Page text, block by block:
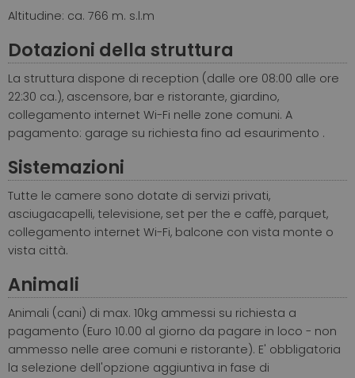
Altitudine: ca. 766 m. s.l.m
Dotazioni della struttura
La struttura dispone di reception (dalle ore 08:00 alle ore
22:30 ca.), ascensore, bar e ristorante, giardino,
collegamento internet Wi-Fi nelle zone comuni. A
pagamento: garage su richiesta fino ad esaurimento .
Sistemazioni
Tutte le camere sono dotate di servizi privati,
asciugacapelli, televisione, set per the e caffè, parquet,
collegamento internet Wi-Fi, balcone con vista monte o
vista città.
Animali
Animali (cani) di max. 10kg ammessi su richiesta a
pagamento (Euro 10.00 al giorno da pagare in loco - non
ammesso nelle aree comuni e ristorante). E' obbligatoria
la selezione dell'opzione aggiuntiva in fase di